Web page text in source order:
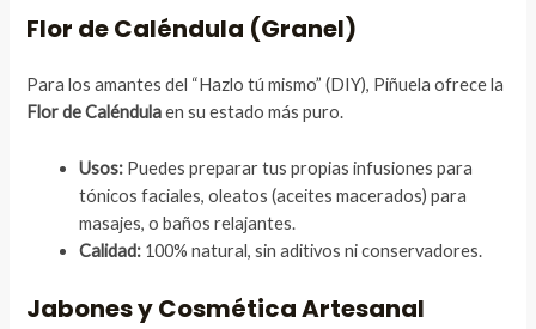
Flor de Caléndula (Granel)
Para los amantes del “Hazlo tú mismo” (DIY), Piñuela ofrece la
Flor de Caléndulaen su estado más puro.
Usos: Puedes preparar tus propias infusiones para
tónicos faciales, oleatos (aceites macerados) para
masajes, o baños relajantes.
Calidad: 100% natural, sin aditivos ni conservadores.
Jabones y Cosmética Artesanal